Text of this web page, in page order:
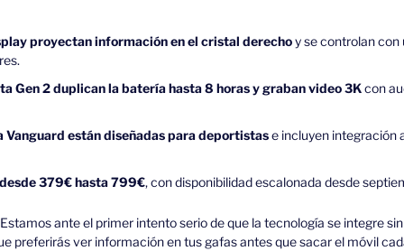
proyectan información en el cristal derecho y se controlan con
Gen 2 duplican la batería hasta 8 horas y graban video 3K con
Vanguard están diseñadas para deportistas e incluyen integración
379€ hasta 799€, con disponibilidad escalonada desde
Estamos ante el primer intento serio de que la tecnología se integre
preferirás ver información en tus gafas antes que sacar el móvil